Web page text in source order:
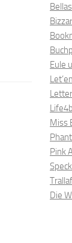
Eule
Miss
Pink
Die